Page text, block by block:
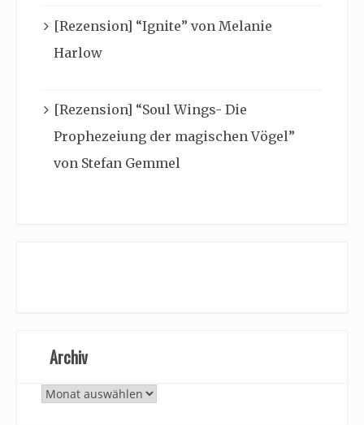
[Rezension] “Ignite” von Melanie
Harlow
[Rezension] “Soul Wings- Die
Prophezeiung der magischen Vögel”
von Stefan Gemmel
Archiv
Archiv